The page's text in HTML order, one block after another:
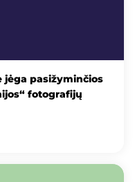
jėga pasižyminčios
fotografijų